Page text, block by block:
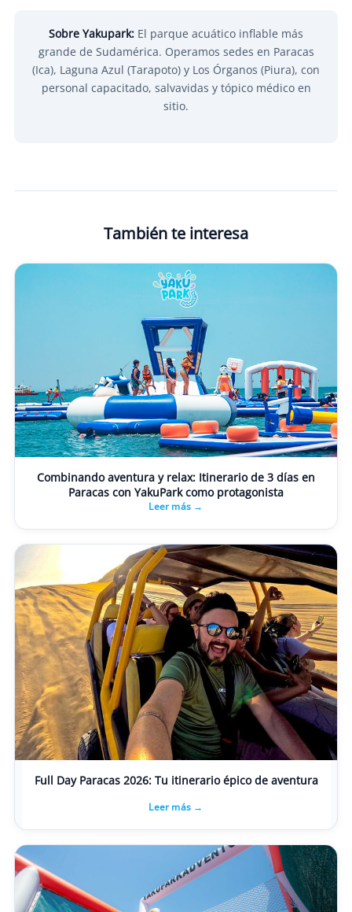
Sobre Yakupark: El parque acuático inflable más
grande de Sudamérica. Operamos sedes en Paracas
(Ica), Laguna Azul (Tarapoto) y Los Órganos (Piura), con
personal capacitado, salvavidas y tópico médico en
sitio.
También te interesa
Combinando aventura y relax: Itinerario de 3 días en
Paracas con YakuPark como protagonista
Leer más →
Full Day Paracas 2026: Tu itinerario épico de aventura
Leer más →